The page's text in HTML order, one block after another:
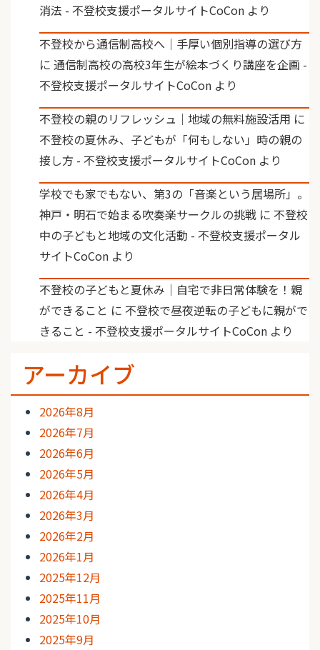
消法 - 不登校支援ポータルサイトCoCon より
不登校から通信制高校へ｜手厚い個別指導の選び方
に 通信制高校の高校3年生が絵本づくり講座を企画 -
不登校支援ポータルサイトCoCon より
不登校の親のリフレッシュ｜地域の無料施設活用 に
不登校の夏休み、子どもが「何もしない」時の親の
接し方 - 不登校支援ポータルサイトCoCon より
学校でも家でもない、第3の「音楽という居場所」。
神戸・明石で始まる吹奏楽サークルの挑戦 に 不登校
中の子どもと地域の文化活動 - 不登校支援ポータル
サイトCoCon より
不登校の子どもと夏休み｜自宅で非日常体験を！親
ができること に 不登校で昼夜逆転の子どもに親がで
きること - 不登校支援ポータルサイトCoCon より
アーカイブ
2026年8月
2026年7月
2026年6月
2026年5月
2026年4月
2026年3月
2026年2月
2026年1月
2025年12月
2025年11月
2025年10月
2025年9月